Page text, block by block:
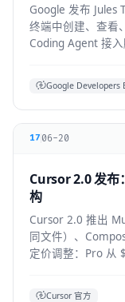
Google 发布 Jules
终端中创建、查看
Coding Agent 接
Google Developers
17 06-20
Cursor 2.0 发
构
Cursor 2.0 推出
同文件）、
定价调整：Pro 从
Cursor 官方